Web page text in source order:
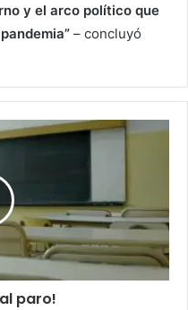
y el arco político que
– concluyó
paro!